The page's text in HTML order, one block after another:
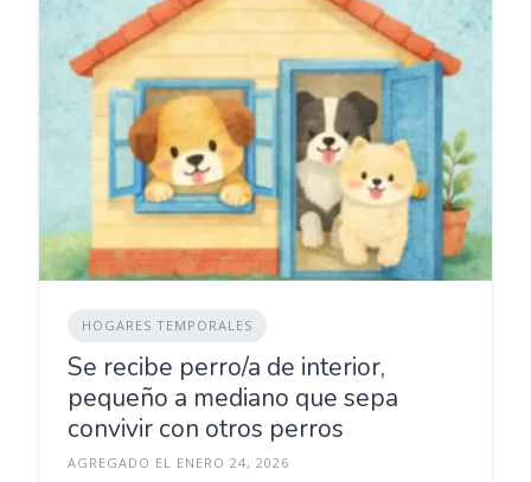
HOGARES TEMPORALES
Se recibe perro/a de interior,
pequeño a mediano que sepa
convivir con otros perros
AGREGADO EL ENERO 24, 2026